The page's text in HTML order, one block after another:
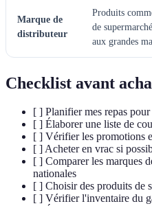
Marque de
distributeur
Produits
de
aux grandes
Checklist avant
[ ] Planifier mes repas pour
[ ] Élaborer une liste de
[ ] Vérifier les promotions
[ ] Acheter en vrac si
[ ] Comparer les marques
nationales
[ ] Choisir des produits de
[ ] Vérifier l'inventaire du